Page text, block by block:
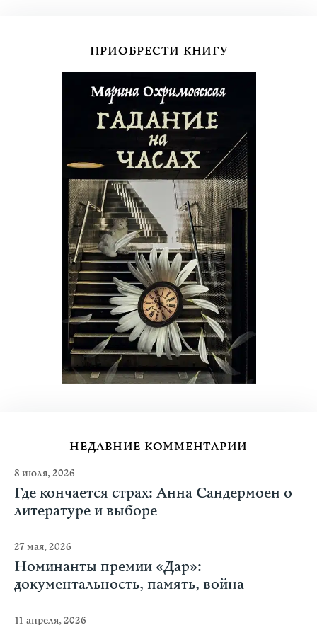
ПРИОБРЕСТИ КНИГУ
НЕДАВНИЕ КОММЕНТАРИИ
8 июля, 2026
Где кончается страх: Анна Сандермоен о
литературе и выборе
27 мая, 2026
Номинанты премии «Дар»:
документальность, память, война
11 апреля, 2026